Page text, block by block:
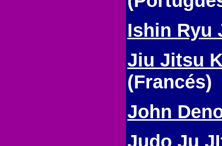
Ishin Ryu
Jiu Jitsu
(Francés)
John
Judo Ju